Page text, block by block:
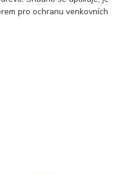
pro ochranu venkovních